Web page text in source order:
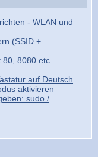
- WLAN und
(SSID +
80, 8080 etc.
auf Deutsch
aktivieren
sudo /